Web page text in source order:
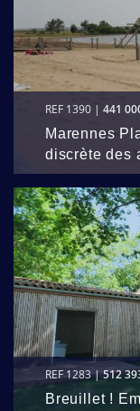
REF 1390 | 441
Marennes
discrète des
REF 1283 |512
Breuillet !